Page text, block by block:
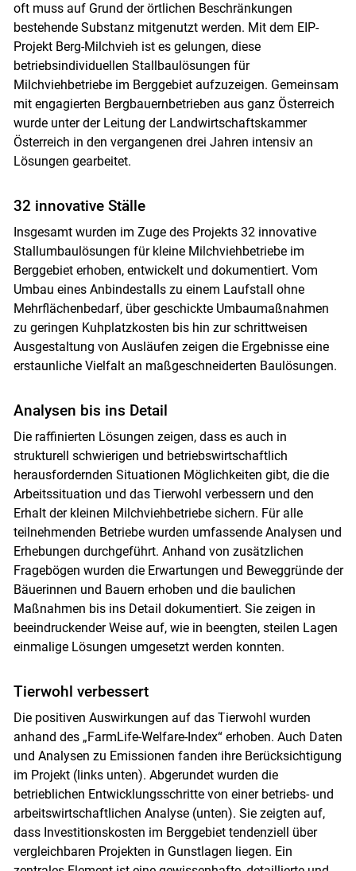
Skip to main content
oft muss auf Grund der örtlichen Beschränkungen
bestehende Substanz mitgenutzt werden. Mit dem EIP-
Projekt Berg-Milchvieh ist es gelungen, diese
betriebsindividuellen Stallbaulösungen für
Milchviehbetriebe im Berggebiet aufzuzeigen. Gemeinsam
mit engagierten Bergbauernbetrieben aus ganz Österreich
wurde unter der Leitung der Landwirtschaftskammer
Österreich in den vergangenen drei Jahren intensiv an
Lösungen gearbeitet.
32 innovative Ställe
Insgesamt wurden im Zuge des Projekts 32 innovative
Stallumbaulösungen für kleine Milchviehbetriebe im
Berggebiet erhoben, entwickelt und dokumentiert. Vom
Umbau eines Anbindestalls zu einem Laufstall ohne
Mehrflächenbedarf, über geschickte Umbaumaßnahmen
zu geringen Kuhplatzkosten bis hin zur schrittweisen
Ausgestaltung von Ausläufen zeigen die Ergebnisse eine
erstaunliche Vielfalt an maßgeschneiderten Baulösungen.
Analysen bis ins Detail
Die raffinierten Lösungen zeigen, dass es auch in
strukturell schwierigen und betriebswirtschaftlich
herausfordernden Situationen Möglichkeiten gibt, die die
Arbeitssituation und das Tierwohl verbessern und den
Erhalt der kleinen Milchviehbetriebe sichern. Für alle
teilnehmenden Betriebe wurden umfassende Analysen und
Erhebungen durchgeführt. Anhand von zusätzlichen
Fragebögen wurden die Erwartungen und Beweggründe der
Bäuerinnen und Bauern erhoben und die baulichen
Maßnahmen bis ins Detail dokumentiert. Sie zeigen in
beeindruckender Weise auf, wie in beengten, steilen Lagen
einmalige Lösungen umgesetzt werden konnten.
Tierwohl verbessert
Die positiven Auswirkungen auf das Tierwohl wurden
anhand des „FarmLife-Welfare-Index“ erhoben. Auch Daten
und Analysen zu Emissionen fanden ihre Berücksichtigung
im Projekt (links unten). Abgerundet wurden die
betrieblichen Entwicklungsschritte von einer betriebs- und
arbeitswirtschaftlichen Analyse (unten). Sie zeigten auf,
dass Investitionskosten im Berggebiet tendenziell über
vergleichbaren Projekten in Gunstlagen liegen. Ein